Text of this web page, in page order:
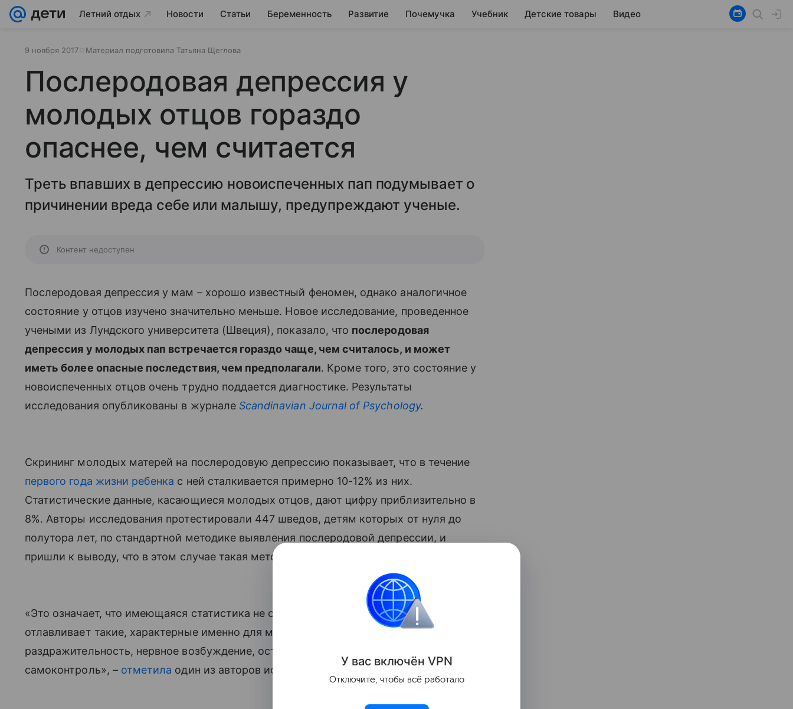
Летний отдых Новости Статьи Беременность Развитие Почемучка Учебник Детские товары Видео
9 ноября 2017 Материал подготовила Татьяна Щеглова
Послеродовая депрессия у
молодых отцов гораздо
опаснее, чем считается
Треть впавших в депрессию новоиспеченных пап подумывает о
причинении вреда себе или малышу, предупреждают ученые.
Контент недоступен
Послеродовая депрессия у мам – хорошо известный феномен, однако аналогичное
состояние у отцов изучено значительно меньше. Новое исследование, проведенное
учеными из Лундского университета (Швеция), показало, что послеродовая
депрессия у молодых пап встречается гораздо чаще, чем считалось, и может
иметь более опасные последствия, чем предполагали. Кроме того, это состояние у
новоиспеченных отцов очень трудно поддается диагностике. Результаты
исследования опубликованы в журнале Scandinavian Journal of Psychology.
Скрининг молодых матерей на послеродовую депрессию показывает, что в течение
первого года жизни ребенка с ней сталкивается примерно 10-12% из них.
Статистические данные, касающиеся молодых отцов, дают цифру приблизительно в
8%. Авторы исследования протестировали 447 шведов, детям которых от нуля до
полутора лет, по стандартной методике выявления послеродовой депрессии, и
пришли к выводу, что в этом случае такая методика не работает.
«Это означает, что имеющаяся статистика не отражает всей правды. Скрининг не
отлавливает такие, характерные именно для мужчин, симптомы, как
раздражительность, нервное возбуждение, острая реакция на стресс, плохой
самоконтроль», – отметила один из авторов исследования Элия Псуни.
У вас включён VPN
Отключите, чтобы всё работало